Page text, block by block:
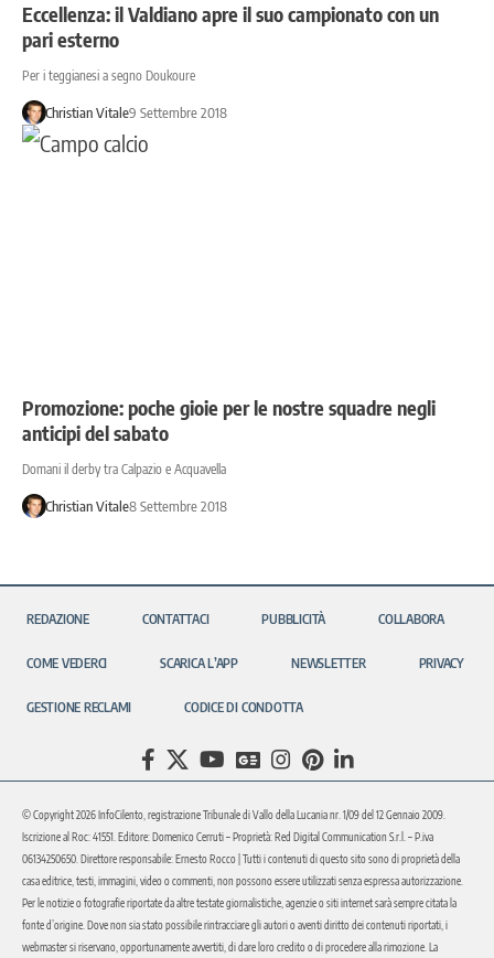
Eccellenza: il Valdiano apre il suo campionato con un
pari esterno
Per i teggianesi a segno Doukoure
Christian Vitale9 Settembre 2018
Promozione: poche gioie per le nostre squadre negli
anticipi del sabato
Domani il derby tra Calpazio e Acquavella
Christian Vitale8 Settembre 2018
REDAZIONE CONTATTACI PUBBLICITÀ COLLABORA
COME VEDERCI SCARICA L’APP NEWSLETTER PRIVACY
GESTIONE RECLAMI CODICE DI CONDOTTA
© Copyright 2026 InfoCilento, registrazione Tribunale di Vallo della Lucania nr. 1/09 del 12 Gennaio 2009.
Iscrizione al Roc: 41551. Editore: Domenico Cerruti – Proprietà: Red Digital Communication S.r.l. – P.iva
06134250650. Direttore responsabile: Ernesto Rocco | Tutti i contenuti di questo sito sono di proprietà della
casa editrice, testi, immagini, video o commenti, non possono essere utilizzati senza espressa autorizzazione.
Per le notizie o fotografie riportate da altre testate giornalistiche, agenzie o siti internet sarà sempre citata la
fonte d’origine. Dove non sia stato possibile rintracciare gli autori o aventi diritto dei contenuti riportati, i
webmaster si riservano, opportunamente avvertiti, di dare loro credito o di procedere alla rimozione. La